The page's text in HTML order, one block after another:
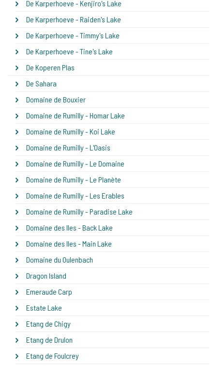
De Karperhoeve - Kenjiro's Lake
De Karperhoeve - Raiden's Lake
De Karperhoeve - Timmy's Lake
De Karperhoeve - Tine's Lake
De Koperen Plas
De Sahara
Domaine de Bouxier
Domaine de Rumilly - Homar Lake
Domaine de Rumilly - Koi Lake
Domaine de Rumilly - L'Oasis
Domaine de Rumilly - Le Domaine
Domaine de Rumilly - Le Planète
Domaine de Rumilly - Les Erables
Domaine de Rumilly - Paradise Lake
Domaine des Iles - Back Lake
Domaine des Iles - Main Lake
Domaine du Oulenbach
Dragon Island
Emeraude Carp
Estate Lake
Etang de Chigy
Etang de Drulon
Etang de Foulcrey